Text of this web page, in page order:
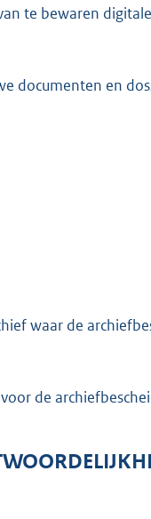
te bewaren
documenten en
waar de
de